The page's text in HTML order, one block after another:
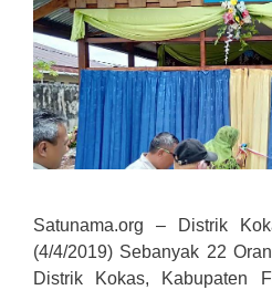
Satunama.org – Distrik
(4/4/2019) Sebanyak 22
Distrik Kokas, Kabupaten